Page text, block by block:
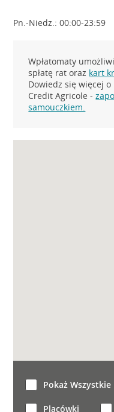
Pn.-Niedz.: 00:00-23:59
Wpłatomaty
spłatę rat oraz kart
Dowiedz się więcej
Credit Agricole -
samouczkiem.
Pokaż Wszystkie
Placówki